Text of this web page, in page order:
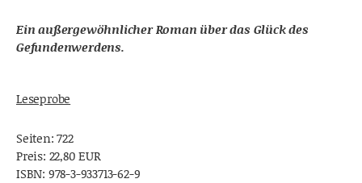
Ein außergewöhnlicher Roman über das Glück des
Gefundenwerdens.
Leseprobe
Seiten: 722
Preis: 22,80 EUR
ISBN: 978-3-933713-62-9